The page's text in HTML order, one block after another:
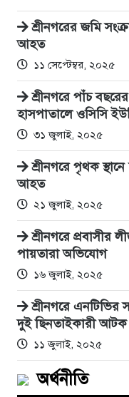
শ্রীনগরের জমি
আহত
১১ সেপ্টেম্বর, ২০২৫
শ্রীনগরে পাঁচ
হাসপাতালে ওসিসি
৩১ জুলাই, ২০২৫
শ্রীনগরে পৃথক
আহত
২১ জুলাই, ২০২৫
শ্রীনগরে প্রবাসীর
পায়তারা অভিযোগ
১৬ জুলাই, ২০২৫
শ্রীনগরে এনটিভির
দুই ছিনতাইকারী আটক
১১ জুলাই, ২০২৫
অর্থনীতি